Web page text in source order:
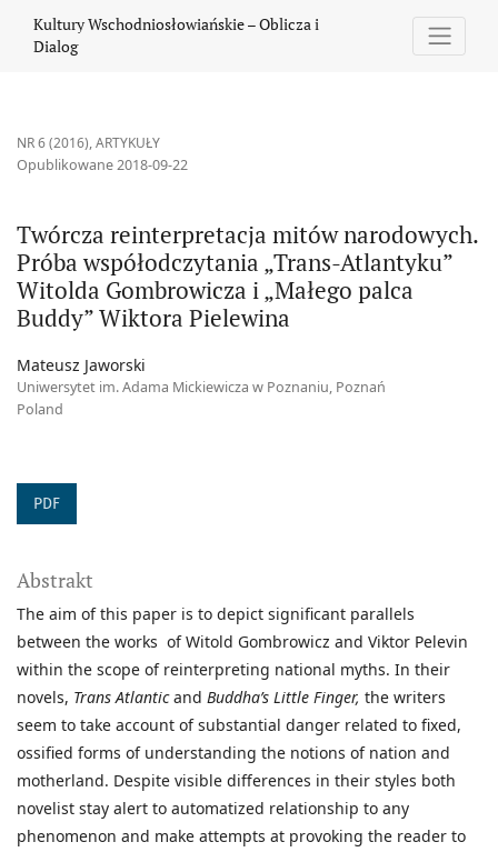
Kultury Wschodniosłowiańskie – Oblicza i
Dialog
NR 6 (2016),ARTYKUŁY
Twórcza reinterpretacja mitów narodowych.
Próba współodczytania „Trans-Atlantyku”
Witolda Gombrowicza i „Małego palca
Buddy” Wiktora Pielewina
Opublikowane 2018-09-22
Mateusz Jaworski
Uniwersytet im. Adama Mickiewicza w Poznaniu, Poznań
Poland
PDF
Abstrakt
The aim of this paper is to depict significant parallels
between the works of Witold Gombrowicz and Viktor Pelevin
within the scope of reinterpreting national myths. In their
novels, Trans Atlanticand Buddha’s Little Finger, the writers
seem to take account of substantial danger related to fixed,
ossified forms of understanding the notions of nation and
motherland. Despite visible differences in their styles both
novelist stay alert to automatized relationship to any
phenomenon and make attempts at provoking the reader to